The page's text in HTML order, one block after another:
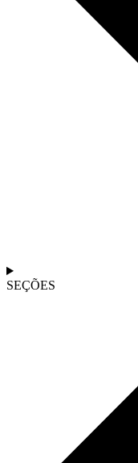
SEÇÕES